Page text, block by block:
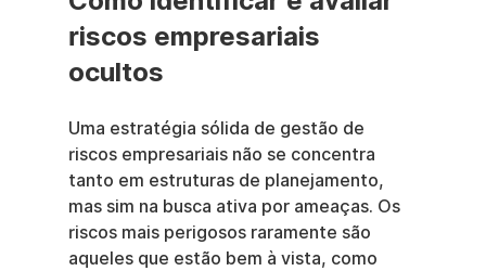
riscos empresariais
ocultos
Uma estratégia sólida de gestão de
riscos empresariais não se concentra
tanto em estruturas de planejamento,
mas sim na busca ativa por ameaças. Os
riscos mais perigosos raramente são
aqueles que estão bem à vista, como